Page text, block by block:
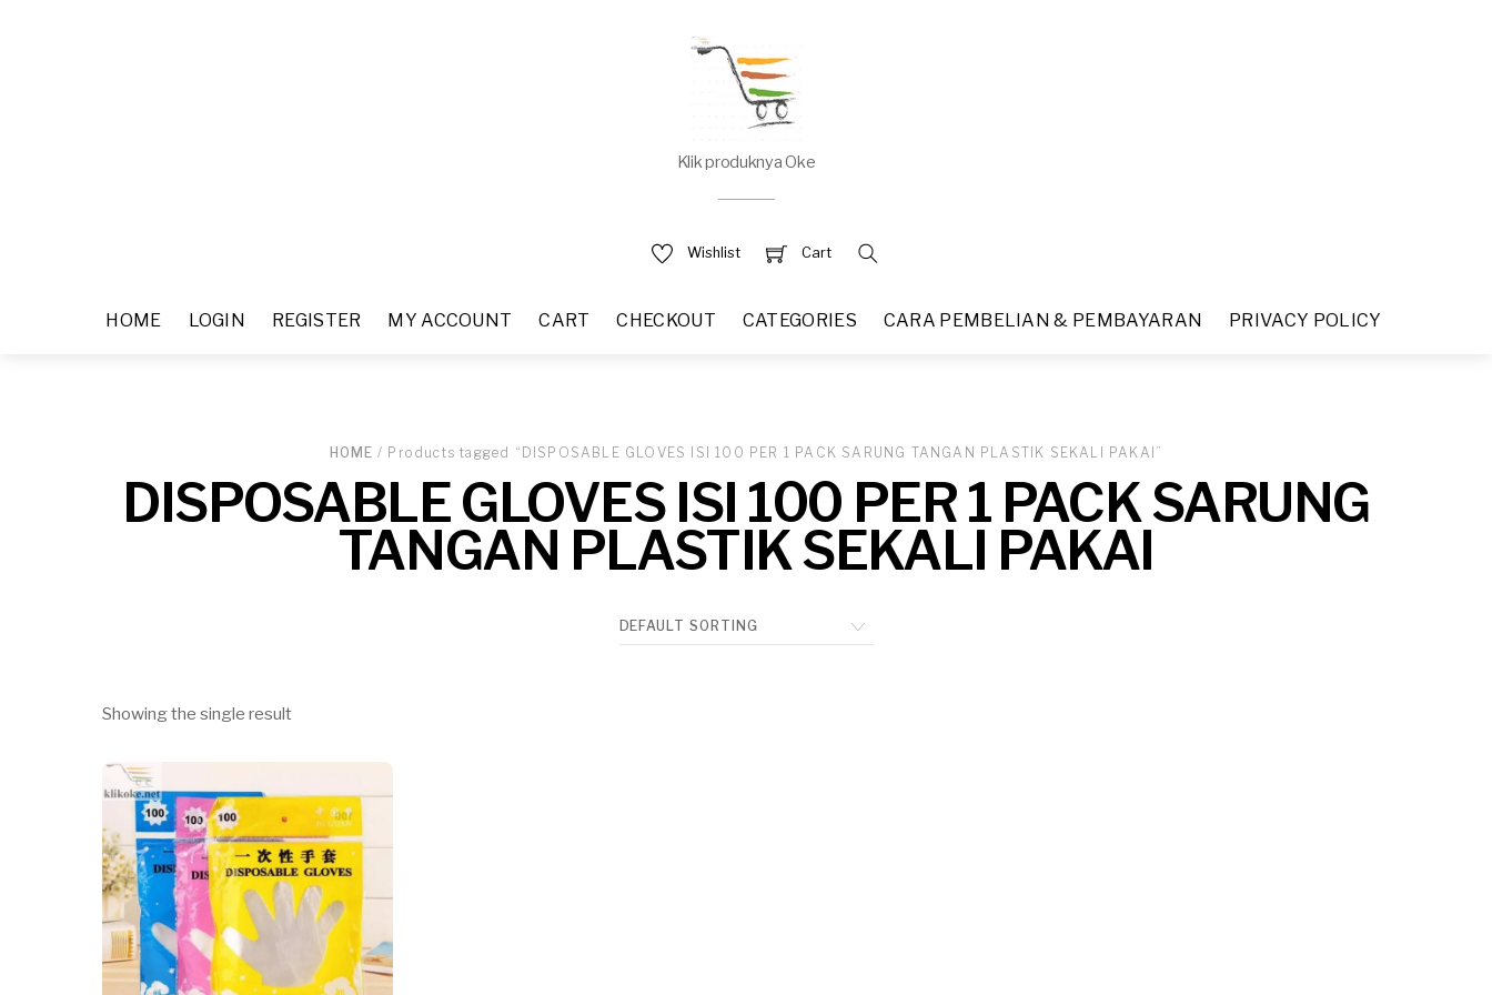
Klik produknya Oke
Wishlist Cart
HOME LOGIN REGISTER MY ACCOUNT CART CHECKOUT CATEGORIES CARA PEMBELIAN & PEMBAYARAN PRIVACY POLICY
HOME / Products tagged “DISPOSABLE GLOVES ISI 100 PER 1 PACK SARUNG TANGAN PLASTIK SEKALI PAKAI”
DISPOSABLE GLOVES ISI 100 PER 1 PACK SARUNG
TANGAN PLASTIK SEKALI PAKAI
Showing the single result